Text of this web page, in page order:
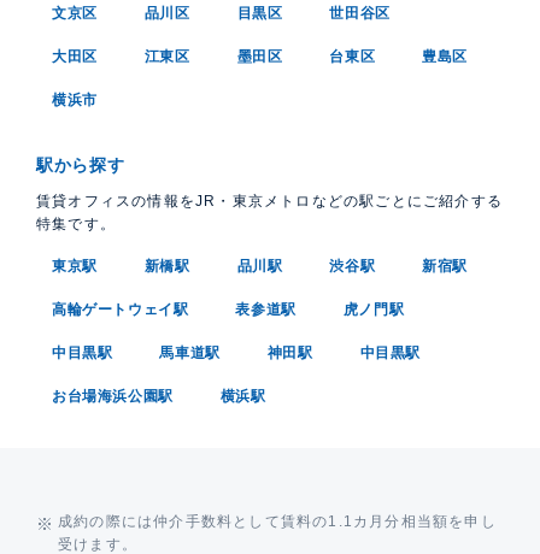
文京区 品川区 目黒区 世田谷区
大田区 江東区 墨田区 台東区 豊島区
横浜市
駅から探す
賃貸オフィスの情報をJR・東京メトロなどの駅ごとにご紹介する
特集です。
東京駅 新橋駅 品川駅 渋谷駅 新宿駅
高輪ゲートウェイ駅 表参道駅 虎ノ門駅
中目黒駅 馬車道駅 神田駅 中目黒駅
お台場海浜公園駅 横浜駅
成約の際には仲介手数料として賃料の1.1カ月分相当額を申し
受けます。